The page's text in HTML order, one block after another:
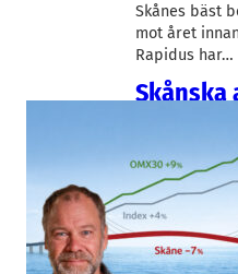
Skånes bäst
mot året
Rapidus har…
Lime
När inte ens
står det klart
efterkälken
Rapidus